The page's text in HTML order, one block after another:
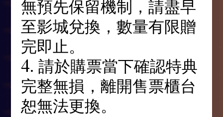
無預先保留機制，請盡早
至影城兌換，數量有限贈
完即止。
4. 請於購票當下確認特典
完整無損，離開售票櫃台
恕無法更換。